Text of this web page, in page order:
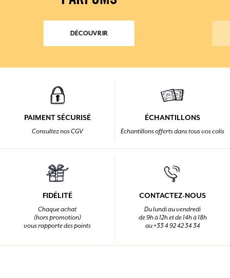
DÉCOUVRIR
PAIMENT SÉCURISÉ
Consultez nos CGV
ÉCHANTILLONS
Echantillons offerts dans tous vos colis
FIDÉLITÉ
Chaque achat
(hors promotion)
vous rapporte des points
CONTACTEZ-NOUS
Du lundi au vendredi
de 9h à 12h et de 14h à 18h
au +33 4 92 42 34 34